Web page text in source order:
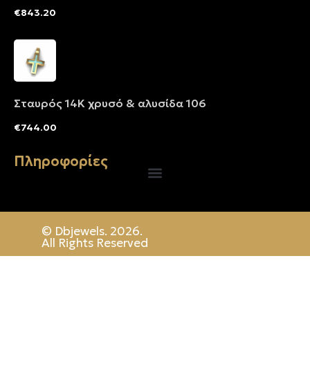
€843.20
Σταυρός 14Κ χρυσό & αλυσίδα 106
€744.00
Πληροφορίες
© Dbjewels. 2026.
All Rights Reserved